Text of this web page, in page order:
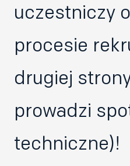
uczestniczy
procesie
drugiej
prowadzi
techniczne)!